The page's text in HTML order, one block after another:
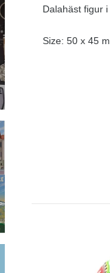
Dalahäst figur
Size: 50 x 45